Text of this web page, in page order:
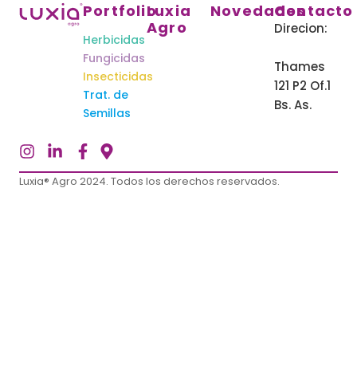
Portfolio
Herbicidas
Fungicidas
Insecticidas
Trat. de
Semillas
Luxia
Agro
NovedadesContacto
Direcion:
Thames
121 P2 Of.1
Bs. As.
Luxia® Agro 2024. Todos los derechos reservados.